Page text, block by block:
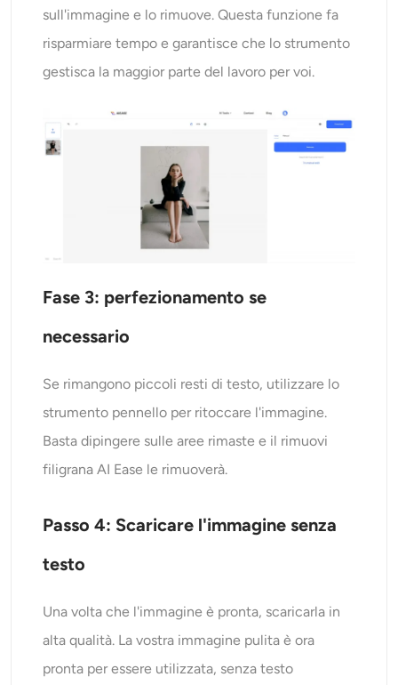
sull'immagine e lo rimuove. Questa funzione fa
risparmiare tempo e garantisce che lo strumento
gestisca la maggior parte del lavoro per voi.
Fase 3: perfezionamento se
necessario
Se rimangono piccoli resti di testo, utilizzare lo
strumento pennello per ritoccare l'immagine.
Basta dipingere sulle aree rimaste e il rimuovi
filigrana AI Ease le rimuoverà.
Passo 4: Scaricare l'immagine senza
testo
Una volta che l'immagine è pronta, scaricarla in
alta qualità. La vostra immagine pulita è ora
pronta per essere utilizzata, senza testo